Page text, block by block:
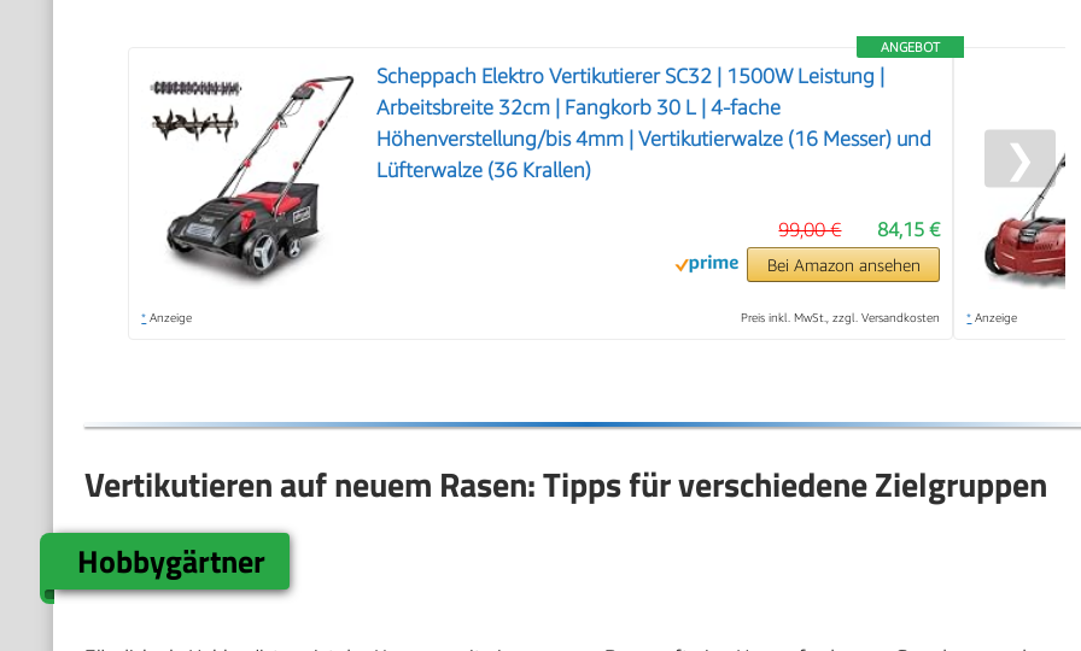
ANGEBOT
Scheppach Elektro Vertikutierer SC32 | 1500W Leistung |
Arbeitsbreite 32cm | Fangkorb 30 L | 4-fache
Höhenverstellung/bis 4mm | Vertikutierwalze (16 Messer) und
Lüfterwalze (36 Krallen)
84,15 €
99,00 €
Bei Amazon ansehen
* Anzeige Preis inkl. MwSt., zzgl. Versandkosten * Anzeige
❯
Vertikutieren auf neuem Rasen: Tipps für verschiedene Zielgruppen
Hobbygärtner